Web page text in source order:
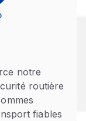
notre
routière
fiables